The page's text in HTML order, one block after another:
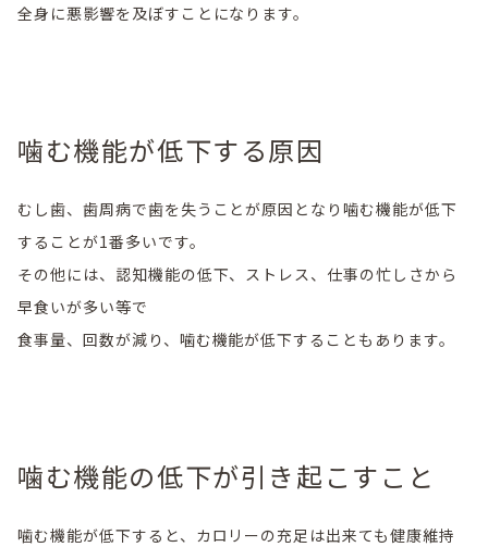
全身に悪影響を及ぼすことになります。
噛む機能が低下する原因
むし歯、歯周病で歯を失うことが原因となり噛む機能が低下
することが1番多いです。
その他には、認知機能の低下、ストレス、仕事の忙しさから
早食いが多い等で
食事量、回数が減り、噛む機能が低下することもあります。
噛む機能の低下が引き起こすこと
噛む機能が低下すると、カロリーの充足は出来ても健康維持